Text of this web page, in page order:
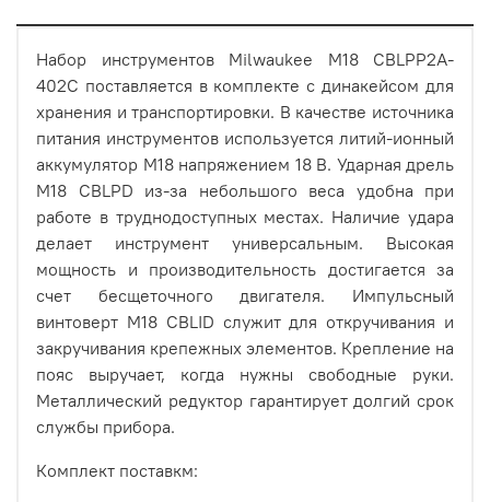
Набор инструментов Milwaukee M18 CBLPP2A-
402C поставляется в комплекте с динакейсом для
хранения и транспортировки. В качестве источника
питания инструментов используется литий-ионный
аккумулятор М18 напряжением 18 В. Ударная дрель
M18 CBLPD из-за небольшого веса удобна при
работе в труднодоступных местах. Наличие удара
делает инструмент универсальным. Высокая
мощность и производительность достигается за
счет бесщеточного двигателя. Импульсный
винтоверт M18 CBLID служит для откручивания и
закручивания крепежных элементов. Крепление на
пояс выручает, когда нужны свободные руки.
Металлический редуктор гарантирует долгий срок
службы прибора.
Комплект поставкм: